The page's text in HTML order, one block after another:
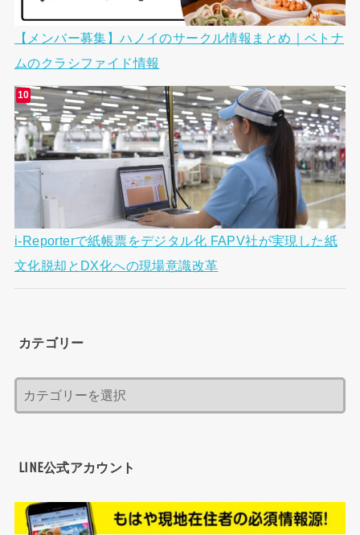
【メンバー募集】ハノイのサークル情報まとめ｜ベトナ
ムのクラシファイド情報
i-Reporterで紙帳票をデジタル化 FAPV社が実現した紙
文化脱却とDX化への現場意識改革
カテゴリー
LINE公式アカウント